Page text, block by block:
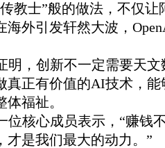
教士”般的做法，不仅
海外引发轩然大波，
明，创新不一定需要天文
真正有价值的AI技术，
福祉。
位核心成员表示，“赚
才是我们最大的动力。”